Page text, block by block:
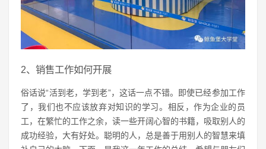
2、销售工作如何开展
俗话说“活到老，学到老”，这话一点不错。即使已经参加工作
了，我们也不应该放弃对知识的学习。相反，作为企业的员
工，在繁忙的工作之余，读一些开阔心智的书籍，吸取别人的
成功经验，大有好处。聪明的人，总是善于用别人的智慧来填